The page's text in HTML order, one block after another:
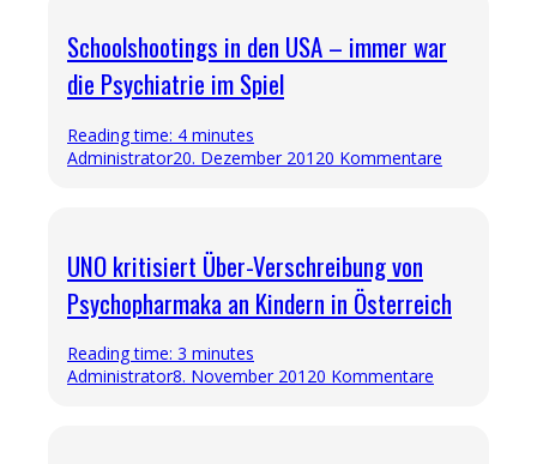
Schoolshootings in den USA – immer war
die Psychiatrie im Spiel
Reading time: 4 minutes
Administrator20. Dezember 20120 Kommentare
UNO kritisiert Über-Verschreibung von
Psychopharmaka an Kindern in Österreich
Reading time: 3 minutes
Administrator8. November 20120 Kommentare